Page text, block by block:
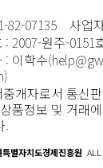
82-07135
사업
: 2007-원주-0151
: 이학수
)
개자로서 통신
품정보 및 거래
.
별자치도경제진흥원 ALL